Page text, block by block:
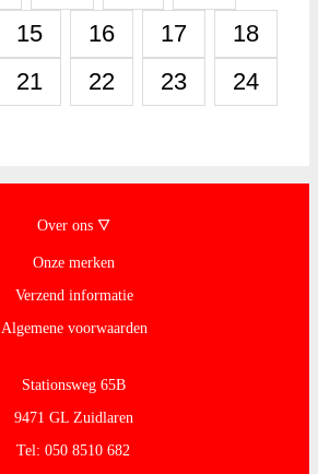
15 16 17
18
21 22 23
24
Over ons 🜄
Onze merken
Verzend informatie
Algemene voorwaarden
Stationsweg 65B
9471 GL Zuidlaren
Tel: 050 8510 682